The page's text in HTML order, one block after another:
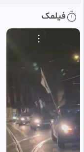
42
HD
43
44
HD
فیلمک